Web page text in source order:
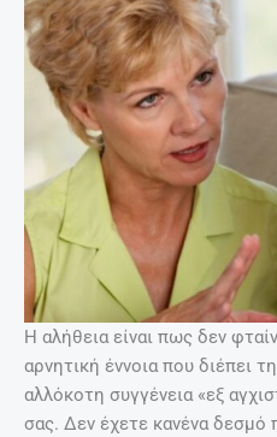
Η αλήθεια είναι πως δεν
αρνητική έννοια που διέπει
αλλόκοτη συγγένεια «εξ
σας. Δεν έχετε κανένα δεσμό